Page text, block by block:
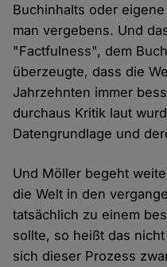
Buchinhalts oder
man vergebens. Und
"Factfulness", dem
überzeugte, dass die
Jahrzehnten immer
durchaus Kritik laut
Datengrundlage und
Und Möller begeht
die Welt in den
tatsächlich zu einem
sollte, so heißt das
sich dieser Prozess